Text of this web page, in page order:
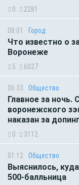
0 2281
08:01 Город
Что известно о
Воронеже
5 6027
06:33 Общество
Главное за
воронежского
наказан за допинг
0 3112
01:12 Общество
Выяснилось,
500-балльница